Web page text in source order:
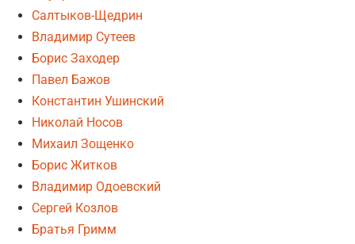
Салтыков-Щедрин
Владимир Сутеев
Борис Заходер
Павел Бажов
Константин Ушинский
Николай Носов
Михаил Зощенко
Борис Житков
Владимир Одоевский
Сергей Козлов
Братья Гримм